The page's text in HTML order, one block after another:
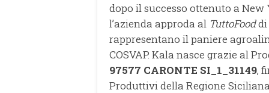
dopo il successo ottenuto a
l’azienda approda al TuttoFooddi
rappresentano il paniere
COSVAP. Kala nasce grazie al
97577 CARONTE SI_1_31149,
Produttivi della Regione